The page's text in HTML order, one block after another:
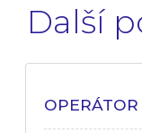
Další